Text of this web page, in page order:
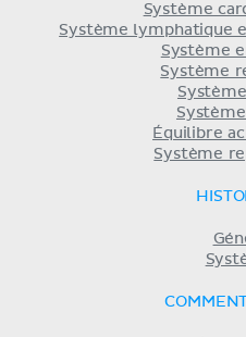
Système
Système lymphatique
Système
Système
Équilibre
Système